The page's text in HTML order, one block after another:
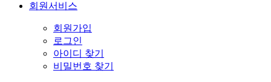
회원서비스
회원가입
로그인
아이디 찾기
비밀번호 찾기